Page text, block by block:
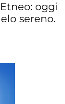
oggi
sereno.